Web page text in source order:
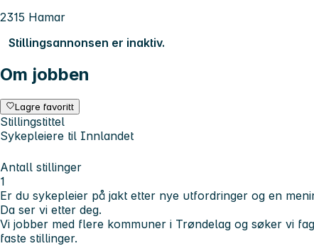
2315 Hamar
Stillingsannonsen er inaktiv.
Om jobben
Lagre favoritt
Stillingstittel
Sykepleiere til Innlandet
Antall stillinger
1
Er du sykepleier på jakt etter nye utfordringer og en
Da ser vi etter deg.
Vi jobber med flere kommuner i Trøndelag og søker vi
faste stillinger.